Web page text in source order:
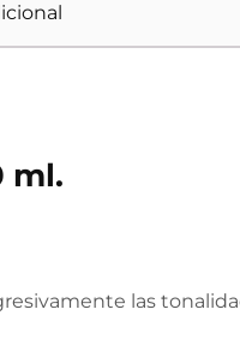
ml.
las